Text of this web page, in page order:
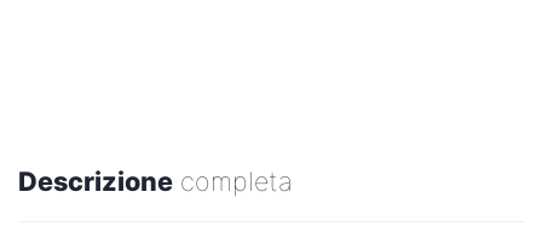
Descrizione completa